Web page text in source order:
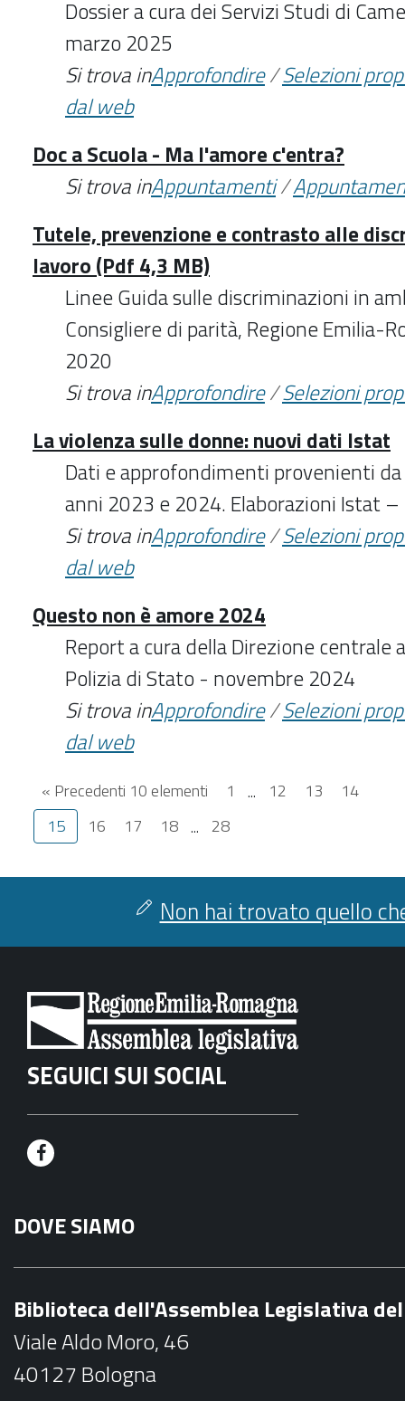
Dossier a cura dei Servizi Studi di
marzo 2025
Si trova inApprofondire/Selezioni
dal web
Doc a Scuola - Ma l'amore c'entra?
Si trova inAppuntamenti/
Tutele, prevenzione e contrasto alle
lavoro (Pdf 4,3 MB)
Linee Guida sulle discriminazioni in
Consigliere di parità, Regione Emilia-
2020
Si trova inApprofondire/Selezioni
La violenza sulle donne: nuovi dati Istat
Dati e approfondimenti provenienti
anni 2023 e 2024. Elaborazioni Istat
Si trova inApprofondire/Selezioni
dal web
Questo non è amore 2024
Report a cura della Direzione centrale
Polizia di Stato - novembre 2024
Si trova inApprofondire/Selezioni
dal web
« Precedenti 10 elementi 1 ... 12 13
14
15
16 17 18 ... 28
Non hai trovato quello
SEGUICI SUI SOCIAL
F
c
e
o
k
DOVE SIAMO
Biblioteca dell'Assemblea Legislativa
Viale Aldo Moro, 46
40127 Bologna